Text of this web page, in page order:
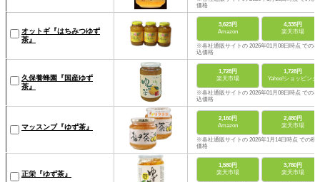
価格
オットギ『はちみつゆず
茶』
3,623円
Amazon
4,335円
楽天市場
※各社通販サイトの 2026年01月08日時点 での税
込価格
久保養蜂園『国産ゆず
茶』
1,728円
楽天市場
1,728円
Yahoo!ショッピング
※各社通販サイトの 2026年01月08日時点 での税
込価格
マッスンブ『ゆず茶』
2,160円
Amazon
2,480円
楽天市場
※各社通販サイトの 2026年1月14日時点 での税
価格
正栄『ゆず茶』
1,580円
楽天市場
3,780円
楽天市場